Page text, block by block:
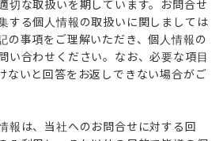
切な取扱いを期しています。お問合せ
する個人情報の取扱いに関しましては
の事項をご理解いただき、個人情報の
い合わせください。なお、必要な項目
ないと回答をお返しできない場合がご
報は、当社へのお問合せに対する回